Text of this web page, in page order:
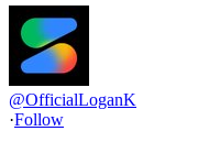
@OfficialLoganK
·Follow